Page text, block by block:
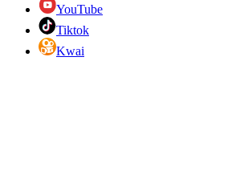
YouTube
Tiktok
Kwai